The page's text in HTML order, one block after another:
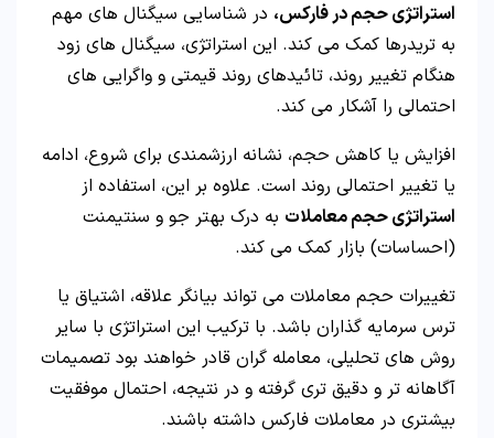
استراتژی حجم در فارکس، در شناسایی سیگنال های مهم
به تریدرها کمک می کند. این استراتژی، سیگنال های زود
هنگام تغییر روند، تائیدهای روند قیمتی و واگرایی های
احتمالی را آشکار می کند.
افزایش یا کاهش حجم، نشانه ارزشمندی برای شروع، ادامه
یا تغییر احتمالی روند است. علاوه بر این، استفاده از
استراتژی حجم معاملات به درک بهتر جو و سنتیمنت
(احساسات) بازار کمک می کند.
تغییرات حجم معاملات می تواند بیانگر علاقه، اشتیاق یا
ترس سرمایه گذاران باشد. با ترکیب این استراتژی با سایر
روش های تحلیلی، معامله گران قادر خواهند بود تصمیمات
آگاهانه تر و دقیق تری گرفته و در نتیجه، احتمال موفقیت
بیشتری در معاملات فارکس داشته باشند.